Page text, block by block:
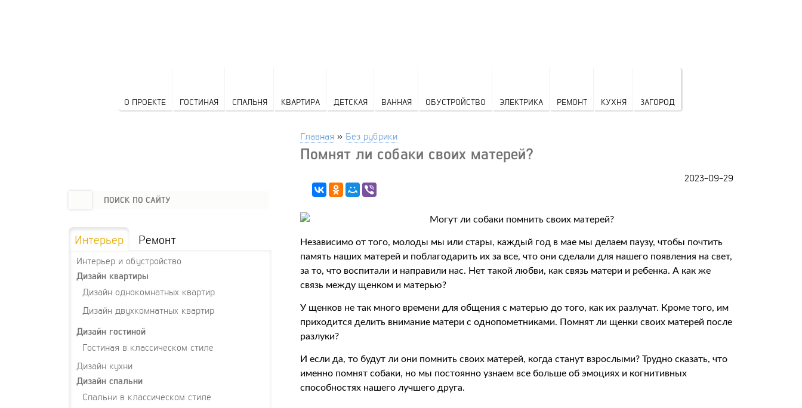
О ПРОЕКТЕ ГОСТИНАЯ СПАЛЬНЯ КВАРТИРА ДЕТСКАЯ ВАННАЯ ОБУСТРОЙСТВО ЭЛЕКТРИКА РЕМОНТ КУХНЯ ЗАГОРОД
Главная » Без рубрики
Помнят ли собаки своих матерей?
2023-09-29
Независимо от того, молоды мы или стары, каждый год в мае мы делаем паузу, чтобы почтить
память наших матерей и поблагодарить их за все, что они сделали для нашего появления на свет,
за то, что воспитали и направили нас. Нет такой любви, как связь матери и ребенка. А как же
связь между щенком и матерью?
У щенков не так много времени для общения с матерью до того, как их разлучат. Кроме того, им
приходится делить внимание матери с однопометниками. Помнят ли щенки своих матерей после
разлуки?
И если да, то будут ли они помнить своих матерей, когда станут взрослыми? Трудно сказать, что
именно помнят собаки, но мы постоянно узнаем все больше об эмоциях и когнитивных
способностях нашего лучшего друга.
Интерьер Ремонт
Интерьер и обустройство
Дизайн квартиры
Дизайн однокомнатных квартир
Дизайн двухкомнатных квартир
Дизайн гостиной
Гостиная в классическом стиле
Дизайн кухни
Дизайн спальни
Спальни в классическом стиле